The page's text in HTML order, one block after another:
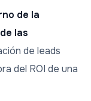
de la
las
de leads
del ROI de una